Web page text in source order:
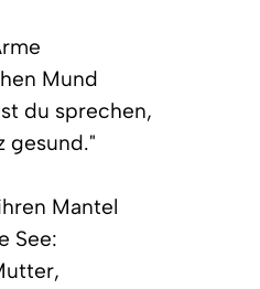
Mund
du sprechen,
gesund."
Mantel
See: